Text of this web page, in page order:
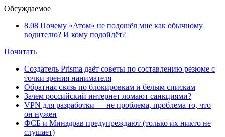
Обсуждаемое
8.08 Почему «Атом» не подошёл мне как обычному
водителю? И кому подойдёт?
Почитать
Создатель Prisma даёт советы по составлению резюме с
точки зрения нанимателя
Обратная связь по блокировкам и белым спискам
Зачем российский интернет ломают санкциями?
VPN для разработки — не проблема, проблема то, что
он нужен
ФСБ и Минздрав предупреждают (только их никто не
слушает)